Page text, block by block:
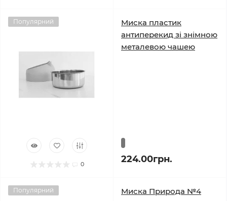
Популярний
0
Миска пластик
антиперекид зі знімною
металевою чашею
224.00грн.
Популярний
Миска Природа №4